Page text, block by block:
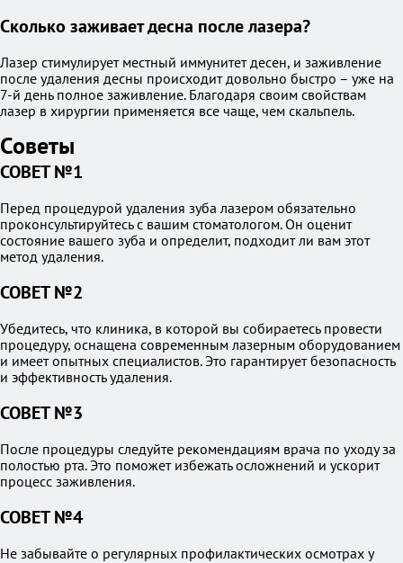
Сколько заживает десна после лазера?
Лазер стимулирует местный иммунитет десен, и заживление
после удаления десны происходит довольно быстро – уже на
7-й день полное заживление. Благодаря своим свойствам
лазер в хирургии применяется все чаще, чем скальпель.
Советы
СОВЕТ №1
Перед процедурой удаления зуба лазером обязательно
проконсультируйтесь с вашим стоматологом. Он оценит
состояние вашего зуба и определит, подходит ли вам этот
метод удаления.
СОВЕТ №2
Убедитесь, что клиника, в которой вы собираетесь провести
процедуру, оснащена современным лазерным оборудованием
и имеет опытных специалистов. Это гарантирует безопасность
и эффективность удаления.
СОВЕТ №3
После процедуры следуйте рекомендациям врача по уходу за
полостью рта. Это поможет избежать осложнений и ускорит
процесс заживления.
СОВЕТ №4
Не забывайте о регулярных профилактических осмотрах у